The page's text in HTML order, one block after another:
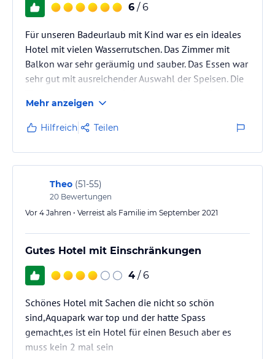
6 / 6
Für unseren Badeurlaub mit Kind war es ein ideales
Hotel mit vielen Wasserrutschen. Das Zimmer mit
Balkon war sehr geräumig und sauber. Das Essen war
sehr gut mit ausreichender Auswahl der Speisen. Die
Getränkeauswahl war auch in Ordnung. An der Bar
gab es zahlreiche alkoholische und nicht
alkoholische Cocktails und Softdrinks in
Plastikbechern. War ok.
Zum Sandstrand waren es ca. 15 min Fußweg. Aber es
fuhr auch ein Hotelshuttle zum Strand.
Sehr gut haben uns die…
Mehr anzeigen
Hilfreich Teilen
Theo (51-55)
20 Bewertungen
Vor 4 Jahren • Verreist als Familie im September 2021
Gutes Hotel mit Einschränkungen
4 / 6
Schönes Hotel mit Sachen die nicht so schön
sind,Aquapark war top und der hatte Spass
gemacht,es ist ein Hotel für einen Besuch aber es
muss kein 2 mal sein